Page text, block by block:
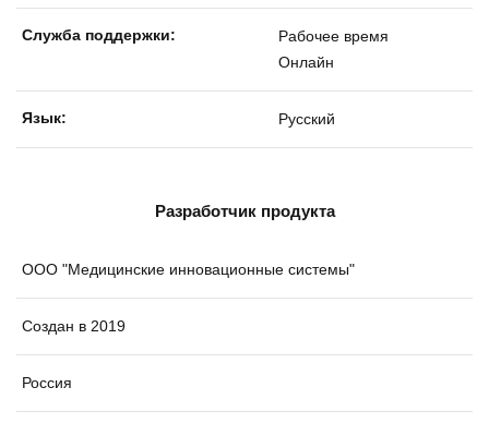
Службa поддержки:
Рабочее время
Онлайн
Язык: Русский
Разработчик продукта
ООО "Медицинские инновационные системы"
Создан в 2019
Россия